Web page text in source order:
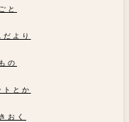
と
だより
の
トとか
おく